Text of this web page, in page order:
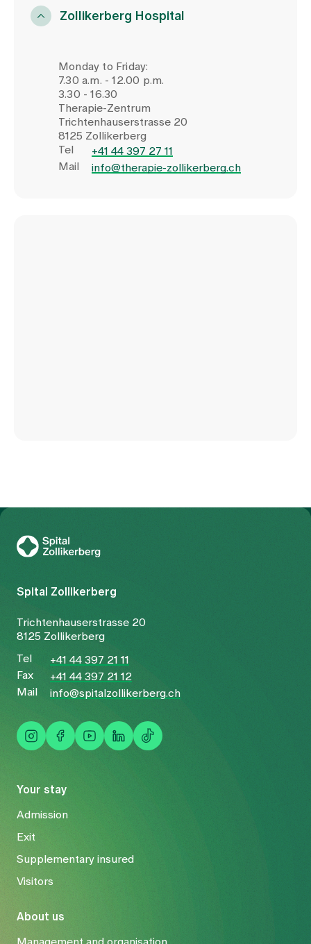
Zollikerberg Hospital
Monday to Friday:
7.30 a.m. - 12.00 p.m.
3.30 - 16.30
Therapie-Zentrum
Trichtenhauserstrasse 20
8125 Zollikerberg
Tel
+41 44 397 27 11
Mail
info@therapie-zollikerberg.ch
Your stay
Admission
Exit
Supplementary insured
Visitors
About us
Spital Zollikerberg
Trichtenhauserstrasse 20
8125 Zollikerberg
Tel
+41 44 397 21 11
Fax
+41 44 397 21 12
Mail
info@spitalzollikerberg.ch